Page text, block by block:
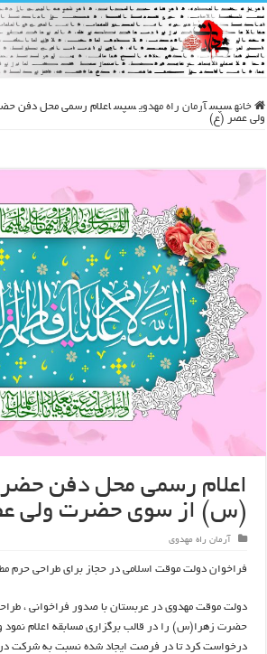
خانه سپس آرمان راه مهدوی سپس اعلام رسمی محل دفن
ولی عصر (ع)
اعلام رسمی محل دفن
(س) از سوی حضرت ولی
آرمان راه مهدوی
فراخوان دولت موقت اسلامی در حجاز برای طراحی
دولت موقت مهدوی در عربستان با صدور فراخوانی ،
حضرت زهرا(س) را در قالب برگزاری مسابقه اعلام نمود و
درخواست کرد تا در فرصت ایجاد شده نسبت به شرکت